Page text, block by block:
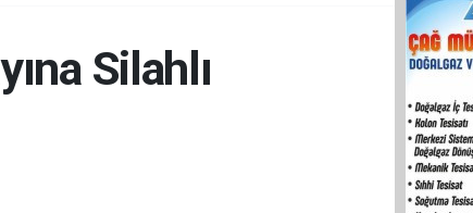
Silahlı